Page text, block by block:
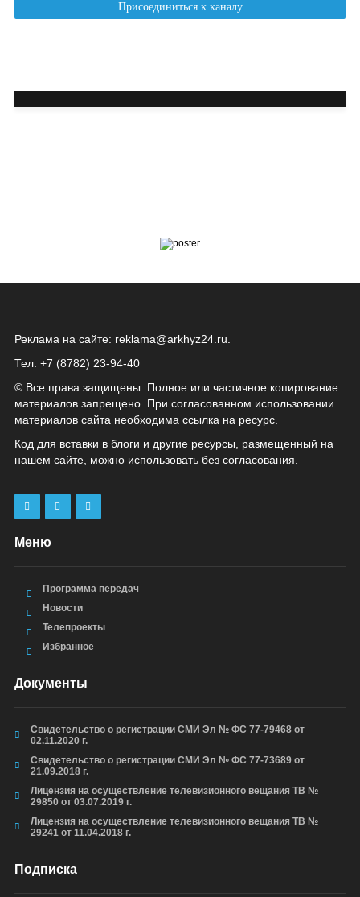
Реклама на сайте: reklama@arkhyz24.ru
Тел: +7 (8782) 23‑94‑40
© Все права защищены. Полное или частичное копирование
материалов запрещено. При согласованном использовании
материалов сайта необходима ссылка на ресурс.
Код для вставки в блоги и другие ресурсы, размещенный на
нашем сайте, можно использовать без согласования.
Меню
Программа передач
Новости
Телепроекты
Избранное
Документы
Свидетельство о регистрации СМИ Эл № ФС 77-79468 от
02.11.2020 г.
Свидетельство о регистрации СМИ Эл № ФС 77-73689 от
21.09.2018 г.
Лицензия на осуществление телевизионного вещания ТВ №
29850 от 03.07.2019 г.
Лицензия на осуществление телевизионного вещания ТВ №
29241 от 11.04.2018 г.
Подписка